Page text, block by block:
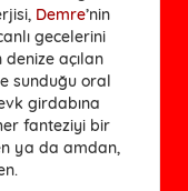
Demre’nin
gecelerini
açılan
sunduğu oral
girdabına
fanteziyi bir
ya da amdan,